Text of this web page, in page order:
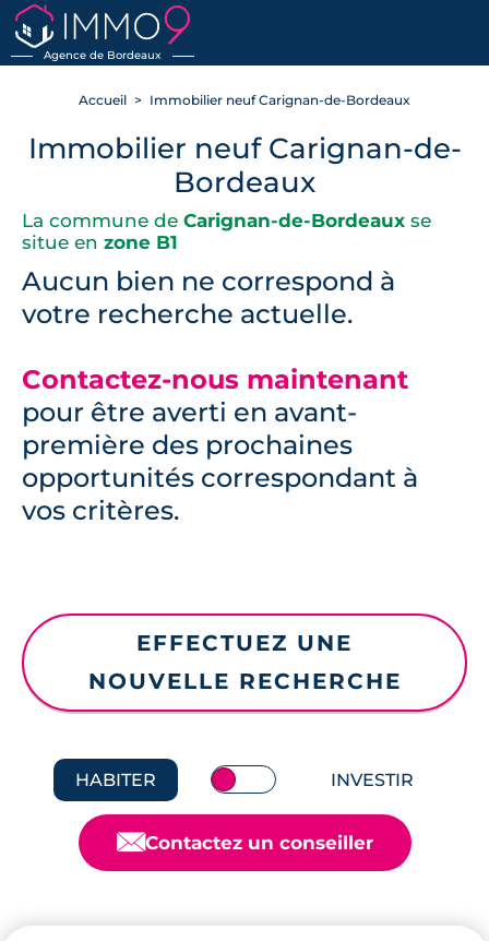
Agence de Bordeaux
RETOUR
Accueil Immobilier neuf Carignan-de-Bordeaux
Immobilier neuf Carignan-de-
Bordeaux
La commune de Carignan-de-Bordeaux se
situe en zone B1
Aucun bien ne correspond à
votre recherche actuelle.
Contactez-nous maintenant
pour être averti en avant-
première des prochaines
opportunités correspondant à
vos critères.
EFFECTUEZ UNE
NOUVELLE RECHERCHE
HABITER INVESTIR
📧Contactez un conseiller